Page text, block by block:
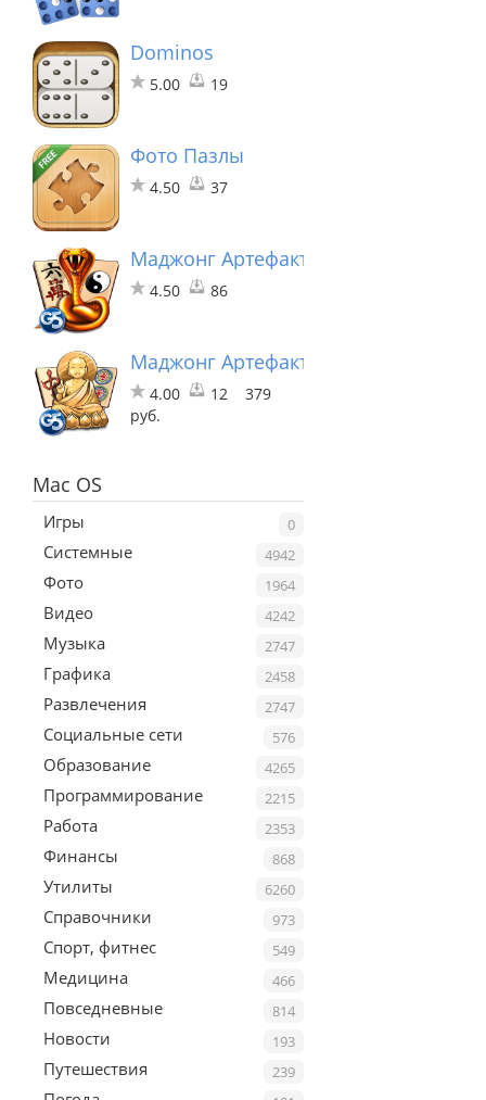
Dominos
5.00 19
Фото Пазлы
4.50 37
Маджонг Артефакт Бесплатно
4.50 86
Маджонг Артефакт 2
4.00 12
379
руб.
Mac OS
0
Игры
4942
Системные
1964
Фото
4242
Видео
2747
Музыка
2458
Графика
2747
Развлечения
576
Социальные сети
4265
Образование
2215
Программирование
2353
Работа
868
Финансы
6260
Утилиты
973
Справочники
549
Спорт, фитнес
466
Медицина
814
Повседневные
193
Новости
239
Путешествия